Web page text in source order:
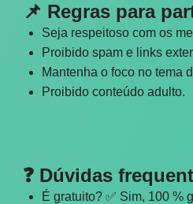
📌 Regras para
Seja respeitoso com os
Proibido spam e links
Mantenha o foco no tema
Proibido conteúdo adulto.
❓ Dúvidas
É gratuito? ✅ Sim, 100 %